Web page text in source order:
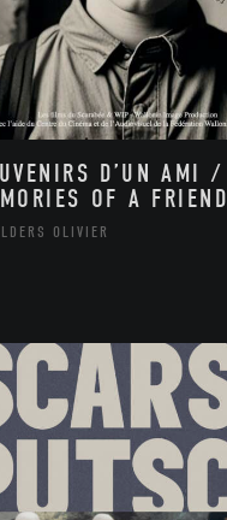
D’UN AMI /
OF A FRIEND
OLIVIER